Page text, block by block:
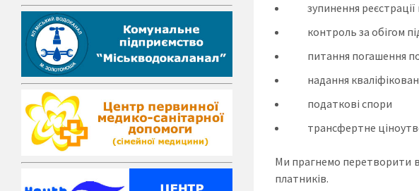
зупинення
контроль за обігом
питання погашення
надання
податкові спори
трансфертне
Ми прагнемо перетворити
платників.